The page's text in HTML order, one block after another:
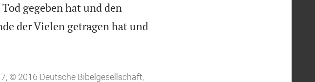
gegeben hat und den
der Vielen getragen hat und
© 2016 Deutsche Bibelgesellschaft,